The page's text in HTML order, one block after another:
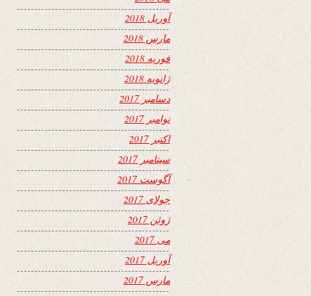
آوریل 2018
مارس 2018
فوریه 2018
ژانویه 2018
دسامبر 2017
نوامبر 2017
اکتبر 2017
سپتامبر 2017
آگوست 2017
جولای 2017
ژوئن 2017
می 2017
آوریل 2017
مارس 2017